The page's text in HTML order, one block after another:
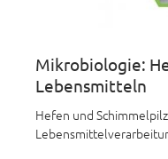
Mikrobiologie:
Lebensmitteln
Hefen und